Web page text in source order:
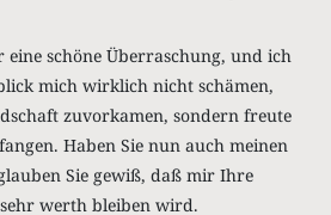
schöne Überraschung, und ich
mich wirklich nicht schämen,
zuvorkamen, sondern freute
Haben Sie nun auch meinen
Sie gewiß, daß mir Ihre
werth bleiben wird.